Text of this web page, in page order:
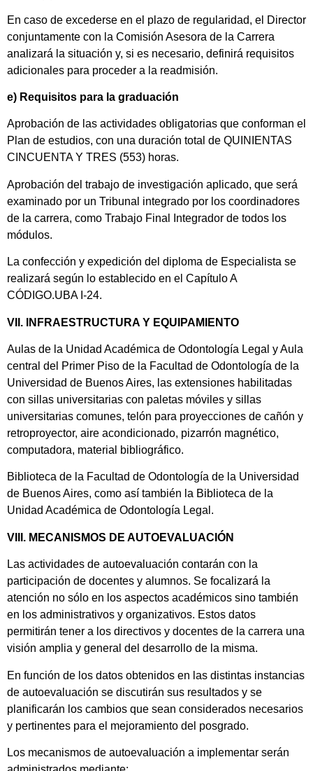
En caso de excederse en el plazo de regularidad, el Director
conjuntamente con la Comisión Asesora de la Carrera
analizará la situación y, si es necesario, definirá requisitos
adicionales para proceder a la readmisión.
e) Requisitos para la graduación
Aprobación de las actividades obligatorias que conforman el
Plan de estudios, con una duración total de QUINIENTAS
CINCUENTA Y TRES (553) horas.
Aprobación del trabajo de investigación aplicado, que será
examinado por un Tribunal integrado por los coordinadores
de la carrera, como Trabajo Final Integrador de todos los
módulos.
La confección y expedición del diploma de Especialista se
realizará según lo establecido en el Capítulo A
CÓDIGO.UBA I-24.
VII. INFRAESTRUCTURA Y EQUIPAMIENTO
Aulas de la Unidad Académica de Odontología Legal y Aula
central del Primer Piso de la Facultad de Odontología de la
Universidad de Buenos Aires, las extensiones habilitadas
con sillas universitarias con paletas móviles y sillas
universitarias comunes, telón para proyecciones de cañón y
retroproyector, aire acondicionado, pizarrón magnético,
computadora, material bibliográfico.
Biblioteca de la Facultad de Odontología de la Universidad
de Buenos Aires, como así también la Biblioteca de la
Unidad Académica de Odontología Legal.
VIII. MECANISMOS DE AUTOEVALUACIÓN
Las actividades de autoevaluación contarán con la
participación de docentes y alumnos. Se focalizará la
atención no sólo en los aspectos académicos sino también
en los administrativos y organizativos. Estos datos
permitirán tener a los directivos y docentes de la carrera una
visión amplia y general del desarrollo de la misma.
En función de los datos obtenidos en las distintas instancias
de autoevaluación se discutirán sus resultados y se
planificarán los cambios que sean considerados necesarios
y pertinentes para el mejoramiento del posgrado.
Los mecanismos de autoevaluación a implementar serán